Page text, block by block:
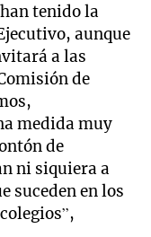
tenido la
aunque
a las
de
medida muy
de
ni siquiera a
suceden en los